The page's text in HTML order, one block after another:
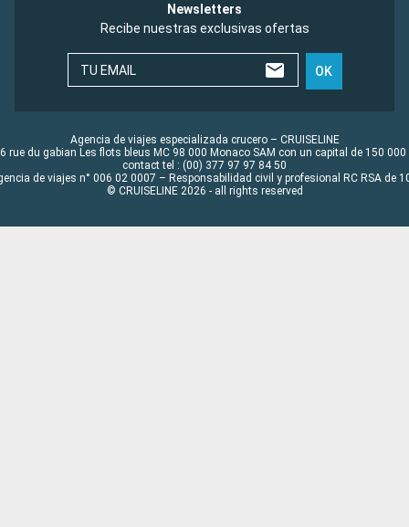
Newsletters
Recibe nuestras exclusivas ofertas
TU EMAIL OK
Agencia de viajes especializada crucero – CRUISELINE
rue du gabian Les flots bleus MC 98 000 Monaco SAM con un capital de 150 000
contact tel : (00) 377 97 97 84 50
de viajes n° 006 02 0007 – Responsabilidad civil y profesional RC RSA de
© CRUISELINE 2026 - all rights reserved